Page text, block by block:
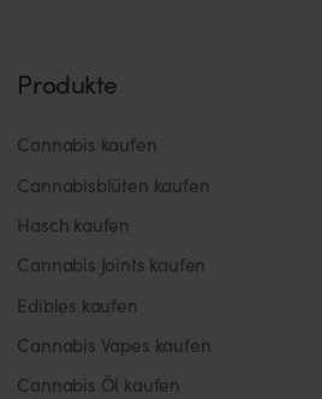
Produkte
Cannabis kaufen
Cannabisblüten kaufen
Hasch kaufen
Cannabis Joints kaufen
Edibles kaufen
Cannabis Vapes kaufen
Cannabis Öl kaufen